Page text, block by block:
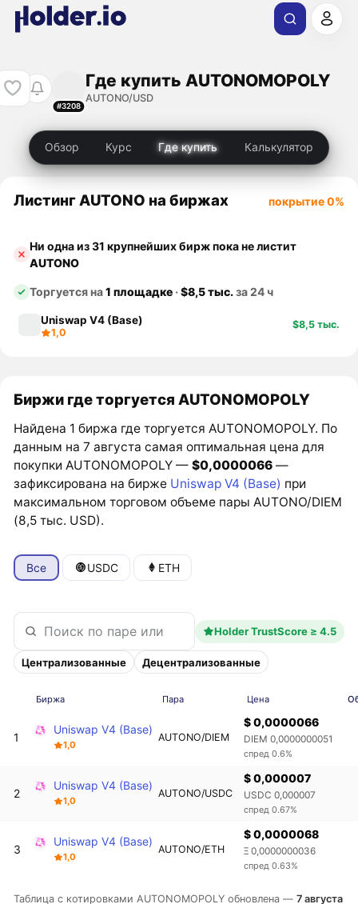
#3208
Где купить AUTONOMOPOLY
AUTONO/USD
Обзор Курс Где купить Калькулятор
Листинг AUTONO на биржах покрытие 0%
Ни одна из 31 крупнейших бирж пока не листит
AUTONO
Торгуется на1 площадке ·$8,5 тыс.за 24 ч
Uniswap V4 (Base)
1,0
$8,5 тыс.
Биржи где торгуется AUTONOMOPOLY
Найдена 1 биржа где торгуется AUTONOMOPOLY. По
данным на 7 августа самая оптимальная цена для
покупки AUTONOMOPOLY —$0,0000066 —
зафиксирована на бирже Uniswap V4 (Base) при
максимальном торговом объеме пары AUTONO/DIEM
(8,5 тыс. USD).
Все USDC ETH
Holder TrustScore ≥ 4.5
Централизованные Децентрализованные
Биржа Пара Цена
1
Uniswap V4 (Base)
1,0
AUTONO/DIEM
$ 0,0000066
DIEM 0,0000000051
спред 0.6%
2
Uniswap V4 (Base)
1,0
AUTONO/USDC
$ 0,000007
USDC 0,000007
спред 0.67%
3
Uniswap V4 (Base)
1,0
AUTONO/ETH
$ 0,0000068
Ξ 0,0000000036
спред 0.63%
Таблица с котировками AUTONOMOPOLY обновлена —7 августа